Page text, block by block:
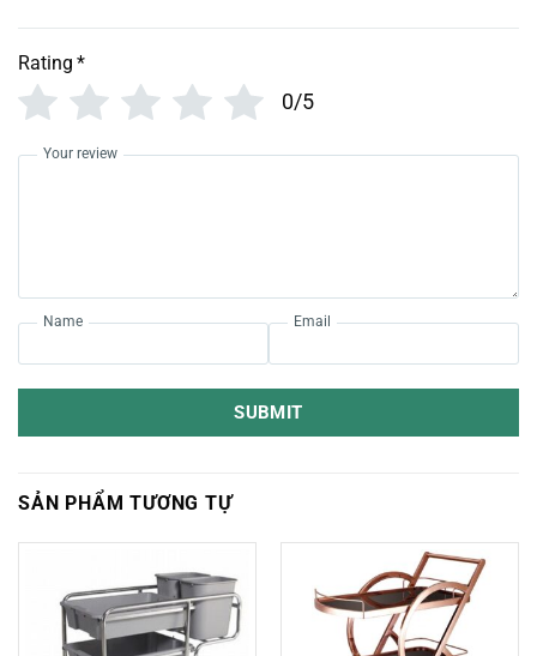
Rating *
0/5
Your review
Name Email
SUBMIT
SẢN PHẨM TƯƠNG TỰ